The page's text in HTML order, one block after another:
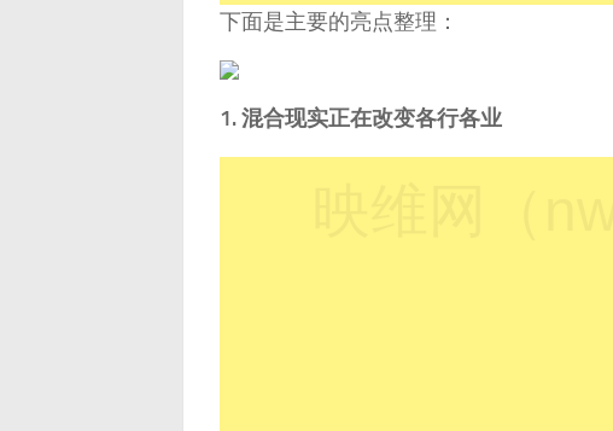
下面是主要的亮点整理：
1. 混合现实正在改变各行各业